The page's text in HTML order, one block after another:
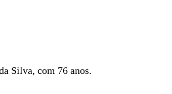
Silva, com 76 anos.